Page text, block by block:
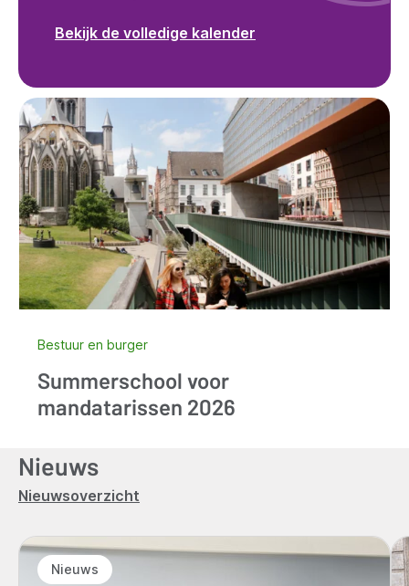
Bekijk de volledige kalender
Bestuur en burger
Summerschool voor
mandatarissen 2026
Nieuws
Nieuwsoverzicht
Nieuws